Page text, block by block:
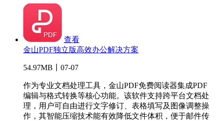
查看
金山PDF独立版高效办公解决方案
54.97MB丨07-07
作为专业文档处理工具，金山PDF免费阅读器集成PDF
编辑与格式转换等核心功能。该软件支持跨平台文档处
理，用户可自由进行文字修订、表格填写及图像调整操
作，其智能压缩技术能有效降低文件体积，便于邮件传